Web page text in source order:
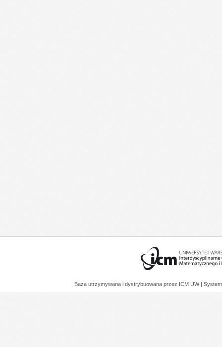
Baza utrzymywana i dystrybuowana przez ICM UW |